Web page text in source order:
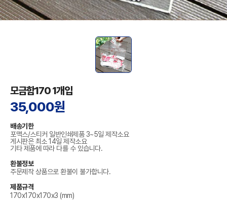
모금함170 1개입
35,000원
배송기한
포맥스/스티커 일반인쇄제품 3~5일 제작소요
게시판은 최소 14일 제작소요
기타 제품에 따라 다를 수 있습니다.
환불정보
주문제작 상품으로 환불이 불가합니다.
제품규격
170x170x170x3 (mm)